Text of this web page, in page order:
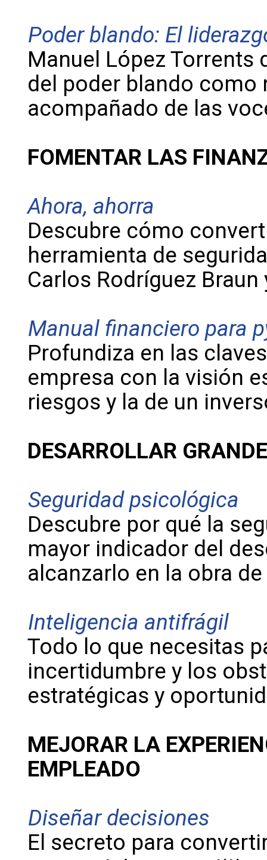
Poder blando: El
Manuel López
del poder blando como
acompañado de las
FOMENTAR LAS
Ahora, ahorra
Descubre cómo
herramienta de
Carlos Rodríguez
Manual financiero para
Profundiza en las
empresa con la visión
riesgos y la de un
DESARROLLAR
Seguridad psicológica
Descubre por qué la
mayor indicador del
alcanzarlo en la obra
Inteligencia antifrágil
Todo lo que necesitas
incertidumbre y los
estratégicas y
MEJORAR LA
EMPLEADO
Diseñar decisiones
El secreto para